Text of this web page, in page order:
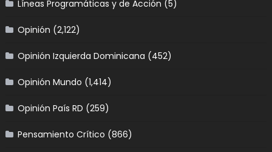
Líneas Programáticas y de Acción (5)
Opinión (2,122)
Opinión Izquierda Dominicana (452)
Opinión Mundo (1,414)
Opinión País RD (259)
Pensamiento Crítico (866)